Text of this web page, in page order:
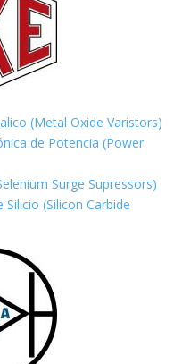
(Metal Oxide Varistors)
de Potencia (Power
Surge Supressors)
Silicio (Silicon Carbide